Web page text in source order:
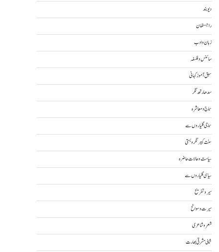
دیوبند
راجستھان
زبان و ادب
سائنس و فلسفہ
سبق آموز کہانی
سدھارتھ نگر
سماج و معاشرہ
سماجی گلیاروں سے
سنت کبیر نگر و بستی
سیاست و حالات حاضرہ
سیاسی گلیاروں سے
سیر و تفریح
سیرت و سوانح
شعر و شاعری
شمالی مشرقی بھارت